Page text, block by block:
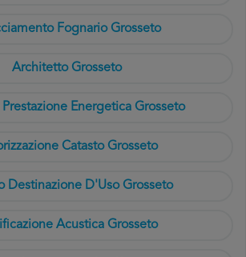
Fognario Grosseto
Architetto Grosseto
Energetica Grosseto
Catasto Grosseto
Destinazione D'Uso Grosseto
Acustica Grosseto